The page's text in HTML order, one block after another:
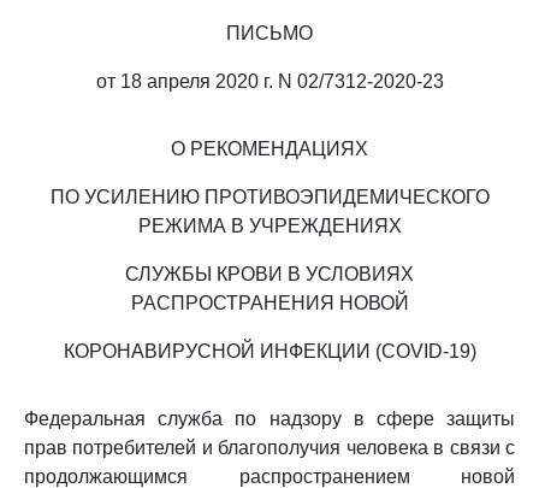
ПИСЬМО
от 18 апреля 2020 г. N 02/7312-2020-23
О РЕКОМЕНДАЦИЯХ
ПО УСИЛЕНИЮ ПРОТИВОЭПИДЕМИЧЕСКОГО
РЕЖИМА В УЧРЕЖДЕНИЯХ
СЛУЖБЫ КРОВИ В УСЛОВИЯХ
РАСПРОСТРАНЕНИЯ НОВОЙ
КОРОНАВИРУСНОЙ ИНФЕКЦИИ (COVID-19)
Федеральная служба по надзору в сфере защиты
прав потребителей и благополучия человека в связи с
продолжающимся распространением новой